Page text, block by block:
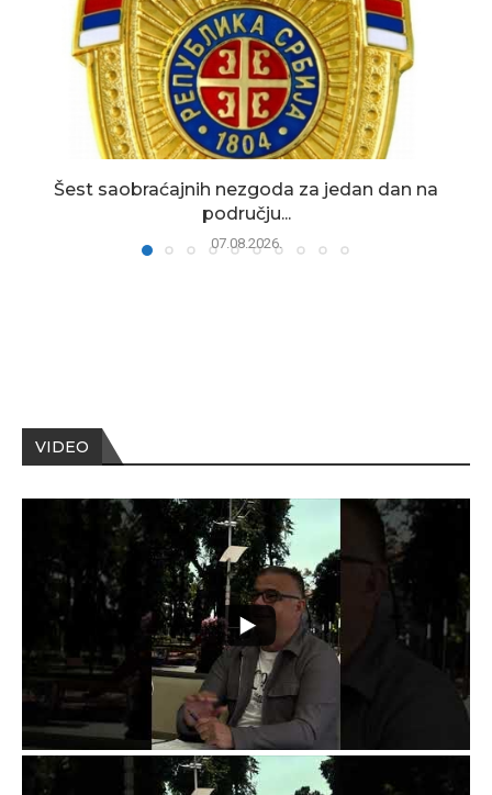
Šest saobraćajnih nezgoda za jedan dan na
području...
07.08.2026.
VIDEO